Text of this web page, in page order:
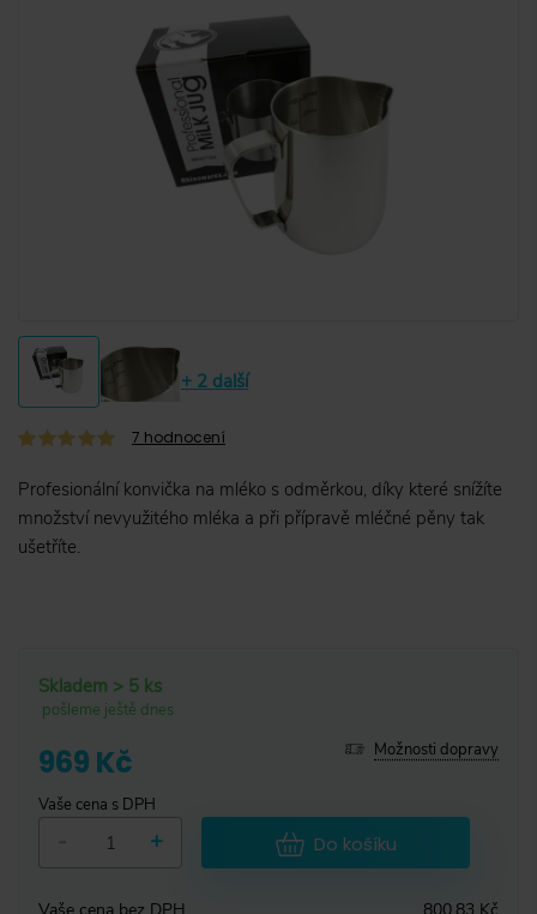
+ 2 další
7 hodnocení
Profesionální konvička na mléko s odměrkou, díky které snížíte
množství nevyužitého mléka a při přípravě mléčné pěny tak
ušetříte.
Skladem > 5 ks
pošleme ještě dnes
969 Kč
Vaše cena s DPH
Možnosti dopravy
+ Do košíku